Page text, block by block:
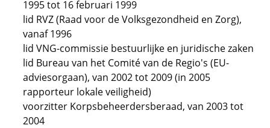
1995 tot 16 februari 1999
lid RVZ (Raad voor de Volksgezondheid en Zorg),
vanaf 1996
lid VNG-commissie bestuurlijke en juridische zaken
lid Bureau van het Comité van de Regio's (EU-
adviesorgaan), van 2002 tot 2009 (in 2005
rapporteur lokale veiligheid)
voorzitter Korpsbeheerdersberaad, van 2003 tot
2004